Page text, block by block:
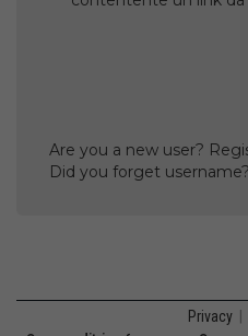
Are you a new user?
Did you forget username?
Privacy